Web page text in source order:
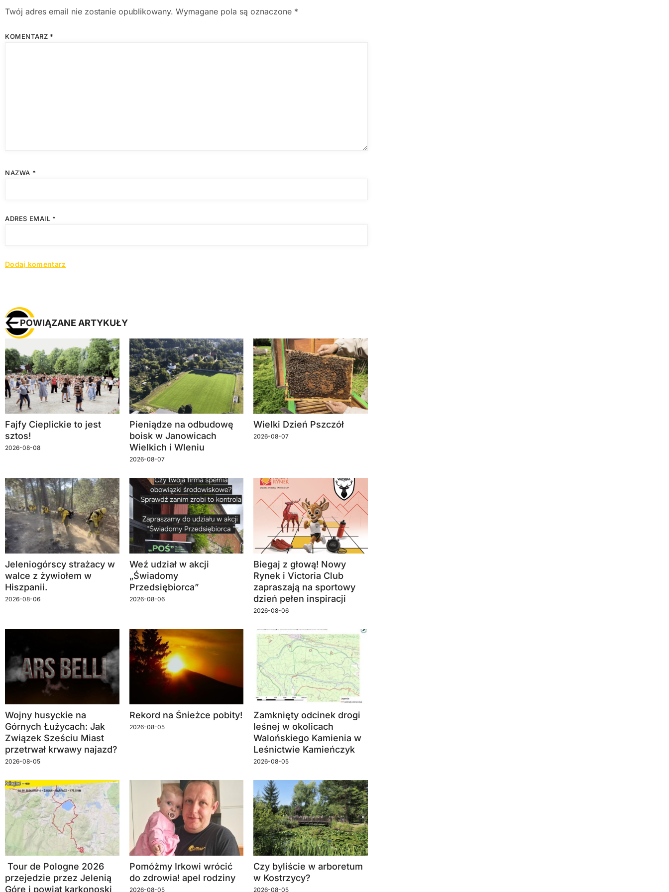
Twój adres email nie zostanie opublikowany. Wymagane pola są oznaczone *
KOMENTARZ *
NAZWA *
ADRES EMAIL *
POWIĄZANE ARTYKUŁY
Fajfy Cieplickie to jest
sztos!
2026-08-08
Pieniądze na odbudowę
boisk w Janowicach
Wielkich i Wleniu
2026-08-07
Wielki Dzień Pszczół
2026-08-07
Jeleniogórscy strażacy w
walce z żywiołem w
Hiszpanii.
2026-08-06
Weź udział w akcji
„Świadomy
Przedsiębiorca”
2026-08-06
Biegaj z głową! Nowy
Rynek i Victoria Club
zapraszają na sportowy
dzień pełen inspiracji
2026-08-06
Wojny husyckie na
Górnych Łużycach: Jak
Związek Sześciu Miast
przetrwał krwawy najazd?
2026-08-05
Rekord na Śnieżce pobity!
2026-08-05
Zamknięty odcinek drogi
leśnej w okolicach
Walońskiego Kamienia w
Leśnictwie Kamieńczyk
2026-08-05
Tour de Pologne 2026
przejedzie przez Jelenią
Górę i powiat karkonoski
Pomóżmy Irkowi wrócić
do zdrowia! apel rodziny
2026-08-05
Czy byliście w arboretum
w Kostrzycy?
2026-08-05